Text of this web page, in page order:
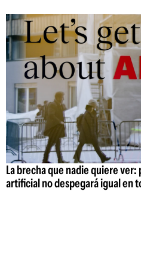
La brecha que nadie quiere
artificial no despegará igual en